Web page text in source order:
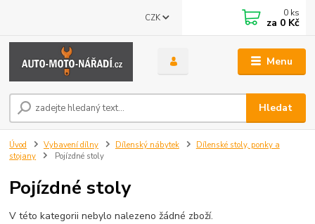
Menu
CZK
Hledat
0 ks
za 0 Kč
Úvod Vybavení dílny Dílenský nábytek
Dílenské stoly, ponky a
stojany
Pojízdné stoly
Pojízdné stoly
V této kategorii nebylo nalezeno žádné zboží.